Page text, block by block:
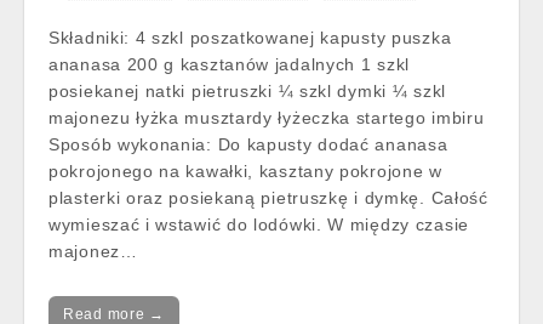
Składniki: 4 szkl poszatkowanej kapusty puszka
ananasa 200 g kasztanów jadalnych 1 szkl
posiekanej natki pietruszki ¼ szkl dymki ¼ szkl
majonezu łyżka musztardy łyżeczka startego imbiru
Sposób wykonania: Do kapusty dodać ananasa
pokrojonego na kawałki, kasztany pokrojone w
plasterki oraz posiekaną pietruszkę i dymkę. Całość
wymieszać i wstawić do lodówki. W między czasie
majonez…
Read more →